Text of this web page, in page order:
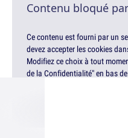
Contenu bloqué
Ce contenu est fourni par un
devez accepter les cookies
Modifiez ce choix à tout
de la Confidentialité" en bas